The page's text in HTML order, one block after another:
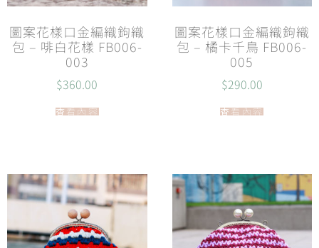
圖案花樣口金編織鉤織
包 – 啡白花樣 FB006-
003
$360.00
查看內容
圖案花樣口金編織鉤織
包 – 橘卡千鳥 FB006-
005
$290.00
查看內容